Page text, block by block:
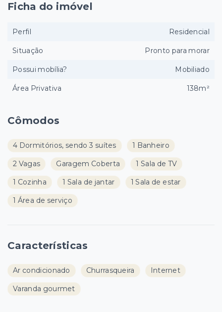
Cômodos
4 Dormitórios, sendo 3 suítes 1 Banheiro
2 Vagas Garagem Coberta 1 Sala de TV
1 Cozinha 1 Sala de jantar 1 Sala de estar
1 Área de serviço
Características
Ar condicionado Churrasqueira Internet
Varanda gourmet
Ficha do imóvel
Perfil Residencial
Situação Pronto para morar
Possui mobília? Mobiliado
Área Privativa 138m²